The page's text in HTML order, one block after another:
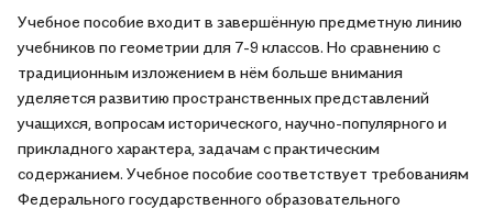
Учебное пособие входит в завершённую предметную линию
учебников по геометрии для 7-9 классов. Но сравнению с
традиционным изложением в нём больше внимания
уделяется развитию пространственных представлений
учащихся, вопросам исторического, научно-популярного и
прикладного характера, задачам с практическим
содержанием. Учебное пособие соответствует требованиям
Федерального государственного образовательного